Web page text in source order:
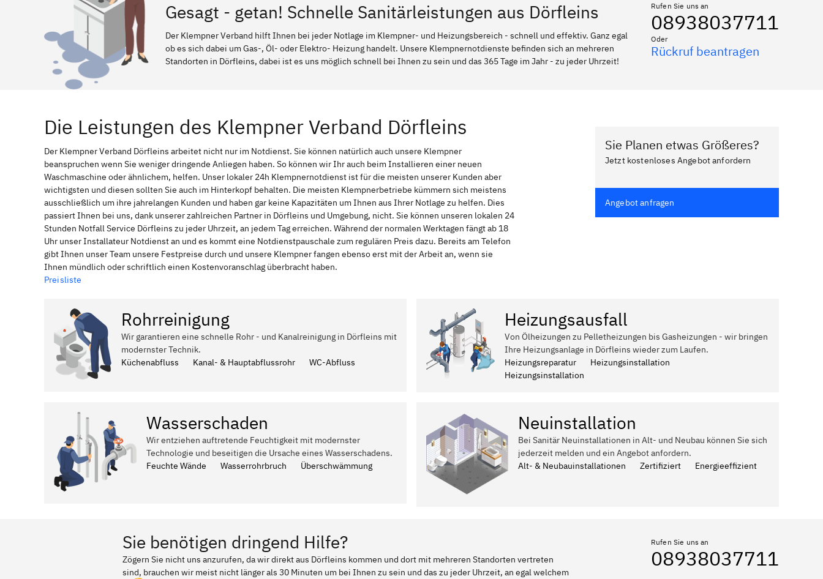
Gesagt - getan! Schnelle Sanitärleistungen aus Dörfleins
Der Klempner Verband hilft Ihnen bei jeder Notlage im Klempner- und Heizungsbereich - schnell und effektiv. Ganz egal
ob es sich dabei um Gas-, Öl- oder Elektro- Heizung handelt. Unsere Klempnernotdienste befinden sich an mehreren
Standorten in Dörfleins, dabei ist es uns möglich schnell bei Ihnen zu sein und das 365 Tage im Jahr - zu jeder Uhrzeit!
Rufen Sie uns an
08938037711
Oder
Rückruf beantragen
Die Leistungen des Klempner Verband Dörfleins
Der Klempner Verband Dörfleins arbeitet nicht nur im Notdienst. Sie können natürlich auch unsere Klempner
beanspruchen wenn Sie weniger dringende Anliegen haben. So können wir Ihr auch beim Installieren einer neuen
Waschmaschine oder ähnlichem, helfen. Unser lokaler 24h Klempnernotdienst ist für die meisten unserer Kunden aber
wichtigsten und diesen sollten Sie auch im Hinterkopf behalten. Die meisten Klempnerbetriebe kümmern sich meistens
ausschließlich um ihre jahrelangen Kunden und haben gar keine Kapazitäten um Ihnen aus Ihrer Notlage zu helfen. Dies
passiert Ihnen bei uns, dank unserer zahlreichen Partner in Dörfleins und Umgebung, nicht. Sie können unseren lokalen 24
Stunden Notfall Service Dörfleins zu jeder Uhrzeit, an jedem Tag erreichen. Während der normalen Werktagen fängt ab 18
Uhr unser Installateur Notdienst an und es kommt eine Notdienstpauschale zum regulären Preis dazu. Bereits am Telefon
gibt Ihnen unser Team unsere Festpreise durch und unsere Klempner fangen ebenso erst mit der Arbeit an, wenn sie
Ihnen mündlich oder schriftlich einen Kostenvoranschlag überbracht haben.
Preisliste
Sie Planen etwas Größeres?
Jetzt kostenloses Angebot anfordern
Angebot anfragen
Rohrreinigung
Wir garantieren eine schnelle Rohr - und Kanalreinigung in Dörfleins mit
modernster Technik.
Küchenabfluss
Kanal- & Hauptabflussrohr WC-Abfluss
Heizungsausfall
Von Ölheizungen zu Pelletheizungen bis Gasheizungen - wir bringen
Ihre Heizungsanlage in Dörfleins wieder zum Laufen.
Heizungsreparatur
Heizungsinstallation
Heizungsinstallation
Wasserschaden
Wir entziehen auftretende Feuchtigkeit mit modernster
Technologie und beseitigen die Ursache eines Wasserschadens.
Feuchte Wände
Wasserrohrbruch Überschwämmung
Neuinstallation
Bei Sanitär Neuinstallationen in Alt- und Neubau können Sie sich
jederzeit melden und ein Angebot anfordern.
Alt- & Neubauinstallationen
Zertifiziert Energieeffizient
Sie benötigen dringend Hilfe?
Zögern Sie nicht uns anzurufen, da wir direkt aus Dörfleins kommen und dort mit mehreren Standorten vertreten
sind, brauchen wir meist nicht länger als 30 Minuten um bei Ihnen zu sein und das zu jeder Uhrzeit, an egal welchem
Rufen Sie uns an
08938037711